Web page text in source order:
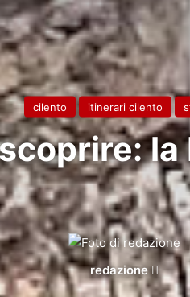
cilento itinerari cilento
la
redazione
Invia